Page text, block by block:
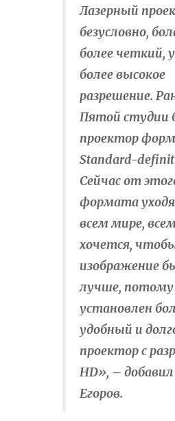
Лазерный
безусловно,
более четкий,
более высокое
разрешение.
Пятой студии
проектор
Standard-
Сейчас от
формата
всем мире,
хочется,
изображение
лучше, потому
установлен
удобный и
проектор с
HD», –
Егоров.